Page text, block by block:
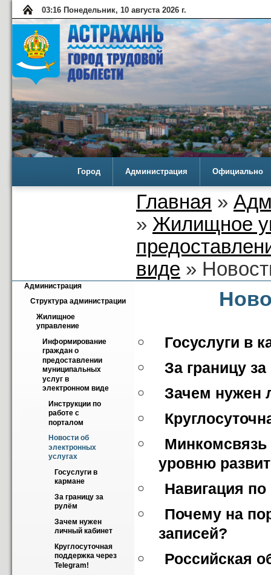
03:16 Понедельник, 10 августа 2026 г.
Город Администрация Официально
Главная »
» Жилищное
виде »
Администрация
Структура администрации
Жилищное
управление
Информирование
граждан о
предоставлении
муниципальных
услуг в
электронном виде
Инструкции по
работе с
порталом
Новости об
электронных
услугах
Госуслуги в
кармане
За границу за
рулём
Зачем нужен
личный кабинет
Круглосуточная
поддержка через
Telegram!
Госуслуги в
За границу
Зачем нужен
Минкомсвязь
уровню
Навигация по
Почему на
записей?
Российская